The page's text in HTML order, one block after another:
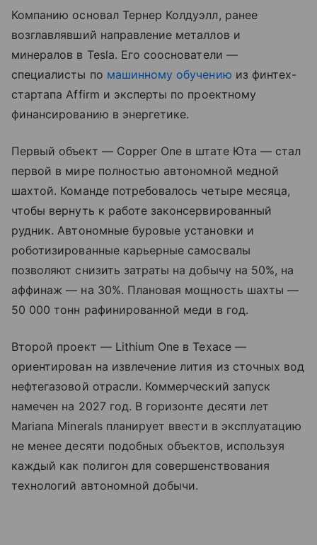
Компанию основал Тернер Колдуэлл, ранее
возглавлявший направление металлов и
минералов в Tesla. Его сооснователи —
специалисты по машинному обучению из финтех-
стартапа Affirm и эксперты по проектному
финансированию в энергетике.
Первый объект — Copper One в штате Юта — стал
первой в мире полностью автономной медной
шахтой. Команде потребовалось четыре месяца,
чтобы вернуть к работе законсервированный
рудник. Автономные буровые установки и
роботизированные карьерные самосвалы
позволяют снизить затраты на добычу на 50%, на
аффинаж — на 30%. Плановая мощность шахты —
50 000 тонн рафинированной меди в год.
Второй проект — Lithium One в Техасе —
ориентирован на извлечение лития из сточных вод
нефтегазовой отрасли. Коммерческий запуск
намечен на 2027 год. В горизонте десяти лет
Mariana Minerals планирует ввести в эксплуатацию
не менее десяти подобных объектов, используя
каждый как полигон для совершенствования
технологий автономной добычи.